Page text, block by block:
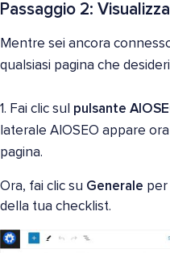
Passaggio 2:
Mentre sei ancora
qualsiasi pagina che
1. Fai clic sul pulsante
laterale AIOSEO appare
pagina.
Ora, fai clic su Generale per
della tua checklist.